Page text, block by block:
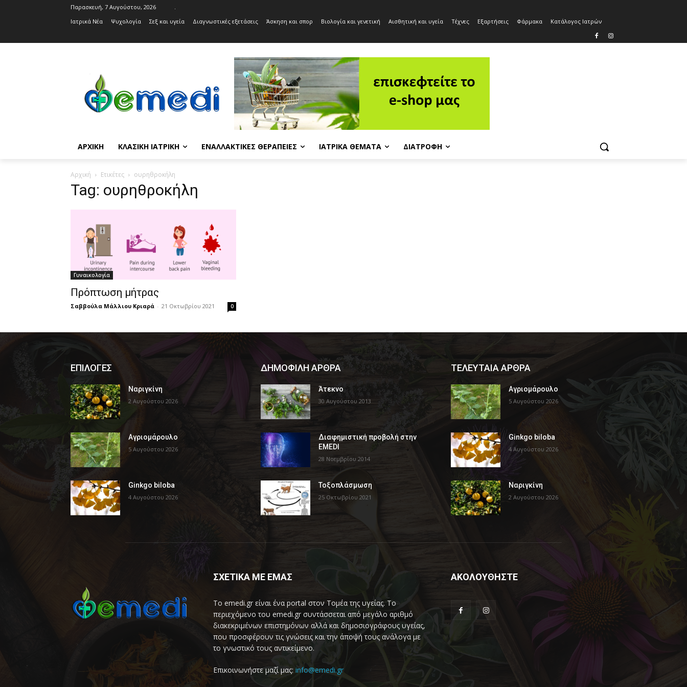
Παρασκευή, 7 Αυγούστου, 2026
.
Ιατρικά Νέα
Ψυχολογία Σεξ και υγεία Διαγνωστικές εξετάσεις Άσκηση και σπορ Βιολογία και γενετική Αισθητική και υγεία Τέχνες Εξαρτήσεις Φάρμακα Κατάλογος Ιατρών
ΑΡΧΙΚΉ ΚΛΑΣΙΚΉ ΙΑΤΡΙΚΉ ΕΝΑΛΛΑΚΤΙΚΈΣ ΘΕΡΑΠΕΊΕΣ ΙΑΤΡΙΚΆ ΘΈΜΑΤΑ ΔΙΑΤΡΟΦΉ
Αρχική Ετικέτες ουρηθροκήλη
Tag: ουρηθροκήλη
Γυναικολογία
Πρόπτωση μήτρας
Σαββούλα Μάλλιου Κριαρά - 21 Οκτωβρίου 2021 0
ΕΠΙΛΟΓΕΣ
Ναριγκίνη
2 Αυγούστου 2026
Αγριομάρουλο
5 Αυγούστου 2026
Ginkgo biloba
4 Αυγούστου 2026
ΔΗΜΟΦΙΛΗ ΑΡΘΡΑ
Άτεκνο
30 Αυγούστου 2013
Διαφημιστική προβολή στην
EMEDI
28 Νοεμβρίου 2014
Τοξοπλάσμωση
25 Οκτωβρίου 2021
ΤΕΛΕΥΤΑΙΑ ΑΡΘΡΑ
Αγριομάρουλο
5 Αυγούστου 2026
Ginkgo biloba
4 Αυγούστου 2026
Ναριγκίνη
2 Αυγούστου 2026
ΣΧΕΤΙΚΑ ΜΕ ΕΜΑΣ
Το emedi.gr είναι ένα portal στον Τομέα της υγείας. Το
περιεχόμενο του emedi.gr συντάσσεται από μεγάλο αριθμό
διακεκριμένων επιστημόνων αλλά και δημοσιογράφους υγείας,
που προσφέρουν τις γνώσεις και την άποψή τους ανάλογα με
το γνωστικό τους αντικείμενο.
Επικοινωνήστε μαζί μας: info@emedi.gr
ΑΚΟΛΟΥΘΗΣΤΕ